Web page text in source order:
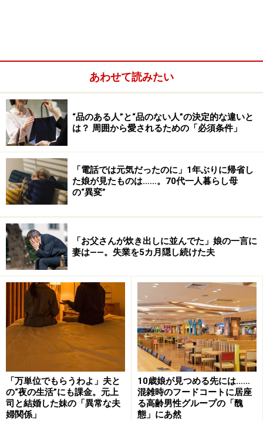
ところに気を遣って作りましたと書いてある。例えば
『肉には味がついているから、これ以上、味を加えない
こと』とか、『トマトには塩をつけないでこのまま食べ
て』とか。
昼食だけで補えない栄養は夕飯でカバーするから、間食
しないようにとか。会社で仕事をしていると、たまにお
やつが回ってくることがあるんですよ。それは一切食べ
るなと言われています。まあ、もらって食べちゃいます
けど」
僕の健康というより、一家の稼ぎ頭だから
あわせて読みたい
“品のある人”と“品のない人”の決定的な違いと
は？ 周囲から愛されるための「必須条件」
「電話では元気だったのに」1年ぶりに帰省し
た娘が見たものは……。70代一人暮らし母
の“異変”
「お父さんが炊き出しに並んでた」娘の一言に
妻は――。失業を5カ月隠し続けた夫
「万単位でもらうわよ」夫と
の“夜の生活”にも課金。元上
司と結婚した妹の「異常な夫
婦関係」
10歳娘が見つめる先には……
混雑時のフードコートに居座
る高齢男性グループの「醜
態」にあ然